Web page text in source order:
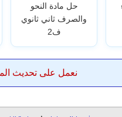
حل مادة النحو
والصرف ثاني ثانوي
ف2
نعمل على تحديث المواد